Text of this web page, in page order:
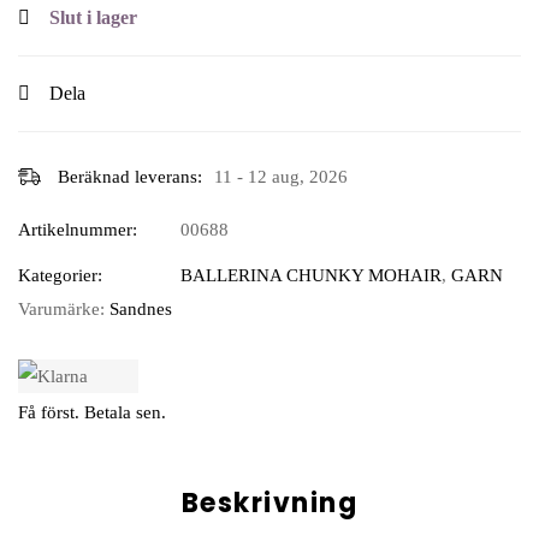
Slut i lager
Dela
Beräknad leverans: 11 - 12 aug, 2026
Artikelnummer: 00688
Kategorier: BALLERINA CHUNKY MOHAIR, GARN
Varumärke: Sandnes
Få först. Betala sen.
Beskrivning